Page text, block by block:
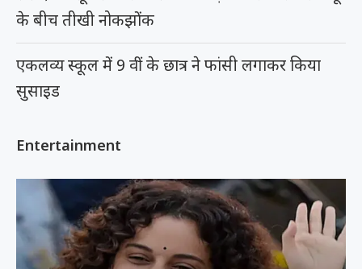
के बीच तीखी नोकझोंक
एकलव्य स्कूल में 9 वीं के छात्र ने फांसी लगाकर किया
सुसाइड
Entertainment